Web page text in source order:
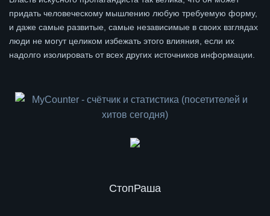
придать человеческому мышлению любую требуемую форму,
и даже самые развитые, самые независимые в своих взглядах
люди не могут целиком избежать этого влияния, если их
надолго изолировать от всех других источников информации.
СтопРаша